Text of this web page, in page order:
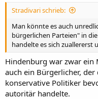
Stradivari schrieb:
Man könnte es auch
bürgerlichen Parteien" in
handelte es sich zuallererst
Hindenburg war zwar ein
auch ein Bürgerlicher, der
konservative Politiker
autoritär handelte.